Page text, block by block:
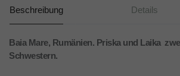
Beschreibung Details
Baia Mare, Rumänien. Priska und Laika 
Schwestern.